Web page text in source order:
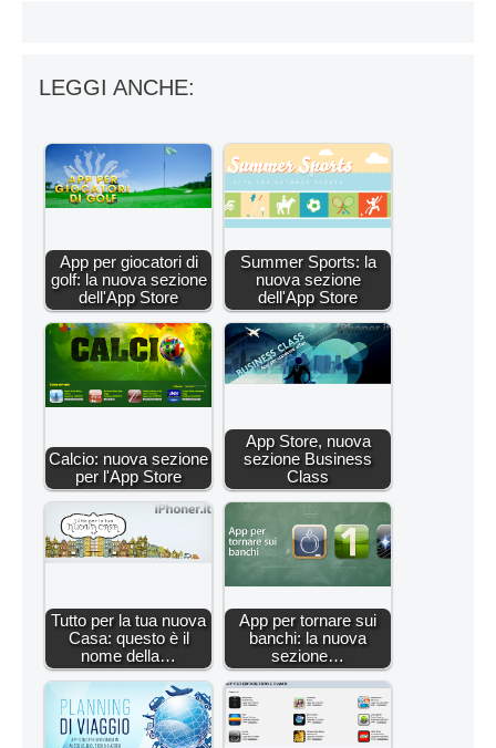
LEGGI ANCHE:
App per giocatori di
golf: la nuova sezione
dell'App Store
Summer Sports: la
nuova sezione
dell'App Store
Calcio: nuova sezione
per l'App Store
App Store, nuova
sezione Business
Class
Tutto per la tua nuova
Casa: questo è il
nome della…
App per tornare sui
banchi: la nuova
sezione…